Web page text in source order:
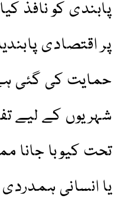
پابندی کو نافذ
پر اقتصادی
حمایت کی گئی
شہریوں کے لیے
تحت کیوبا جانا
یا انسانی